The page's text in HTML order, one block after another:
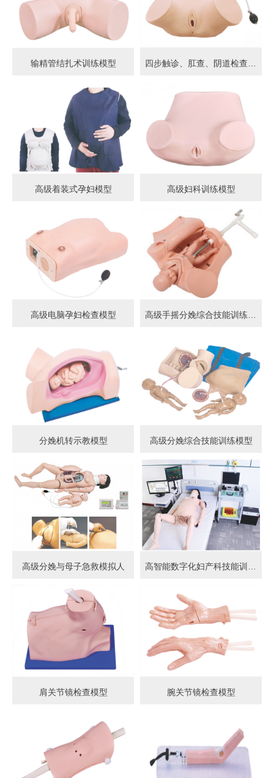
输精管结扎术训练模型 四步触诊、肛查、阴道检查训练模型
高级着装式孕妇模型 高级妇科训练模型
高级电脑孕妇检查模型 高级手摇分娩综合技能训练模型
分娩机转示教模型 高级分娩综合技能训练模型
高级分娩与母子急救模拟人
肩关节镜检查模型 腕关节镜检查模型